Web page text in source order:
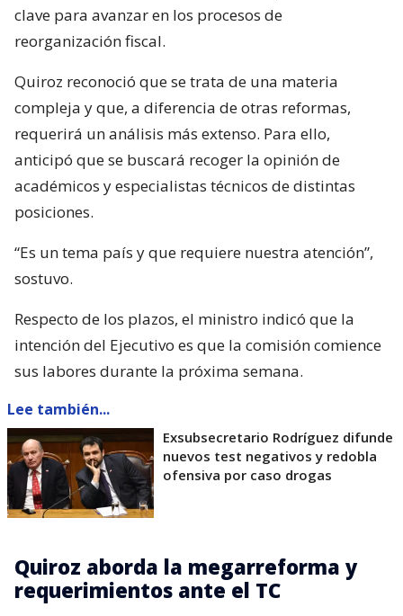
clave para avanzar en los procesos de
reorganización fiscal.
Quiroz reconoció que se trata de una materia
compleja y que, a diferencia de otras reformas,
requerirá un análisis más extenso. Para ello,
anticipó que se buscará recoger la opinión de
académicos y especialistas técnicos de distintas
posiciones.
“Es un tema país y que requiere nuestra atención”,
sostuvo.
Respecto de los plazos, el ministro indicó que la
intención del Ejecutivo es que la comisión comience
sus labores durante la próxima semana.
Lee también...
Exsubsecretario Rodríguez difunde
nuevos test negativos y redobla
ofensiva por caso drogas
Quiroz aborda la megarreforma y
requerimientos ante el TC